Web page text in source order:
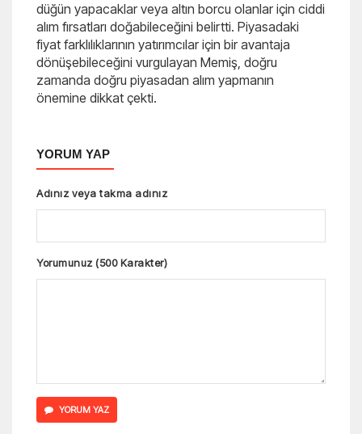
düğün yapacaklar veya altın borcu olanlar için ciddi
alım fırsatları doğabileceğini belirtti. Piyasadaki
fiyat farklılıklarının yatırımcılar için bir avantaja
dönüşebileceğini vurgulayan Memiş, doğru
zamanda doğru piyasadan alım yapmanın
önemine dikkat çekti.
YORUM YAP
Adınız veya takma adınız
Yorumunuz (500 Karakter)
YORUM YAZ